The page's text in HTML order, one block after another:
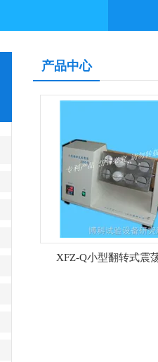
产品中心
XFZ-Q小型翻转式震